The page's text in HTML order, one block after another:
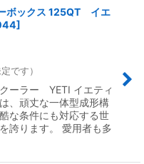
ボックス 125QT イエ
]
です）
ーラー YETI イエティ
、頑丈な一体型成形構
な条件にも対応する世
誇ります。 愛用者も多